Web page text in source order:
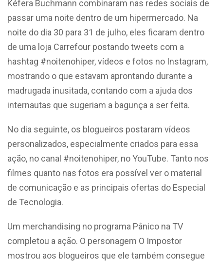
Kéfera Buchmann combinaram nas redes sociais de
passar uma noite dentro de um hipermercado. Na
noite do dia 30 para 31 de julho, eles ficaram dentro
de uma loja Carrefour postando tweets com a
hashtag #noitenohiper, vídeos e fotos no Instagram,
mostrando o que estavam aprontando durante a
madrugada inusitada, contando com a ajuda dos
internautas que sugeriam a bagunça a ser feita.
No dia seguinte, os blogueiros postaram vídeos
personalizados, especialmente criados para essa
ação, no canal #noitenohiper, no YouTube. Tanto nos
filmes quanto nas fotos era possível ver o material
de comunicação e as principais ofertas do Especial
de Tecnologia.
Um merchandising no programa Pânico na TV
completou a ação. O personagem O Impostor
mostrou aos blogueiros que ele também consegue